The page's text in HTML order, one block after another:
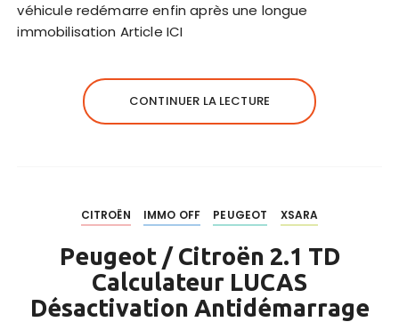
véhicule redémarre enfin après une longue
immobilisation Article ICI
CONTINUER LA LECTURE
CITROËN IMMO OFF PEUGEOT XSARA
Peugeot / Citroën 2.1 TD
Calculateur LUCAS
Désactivation Antidémarrage